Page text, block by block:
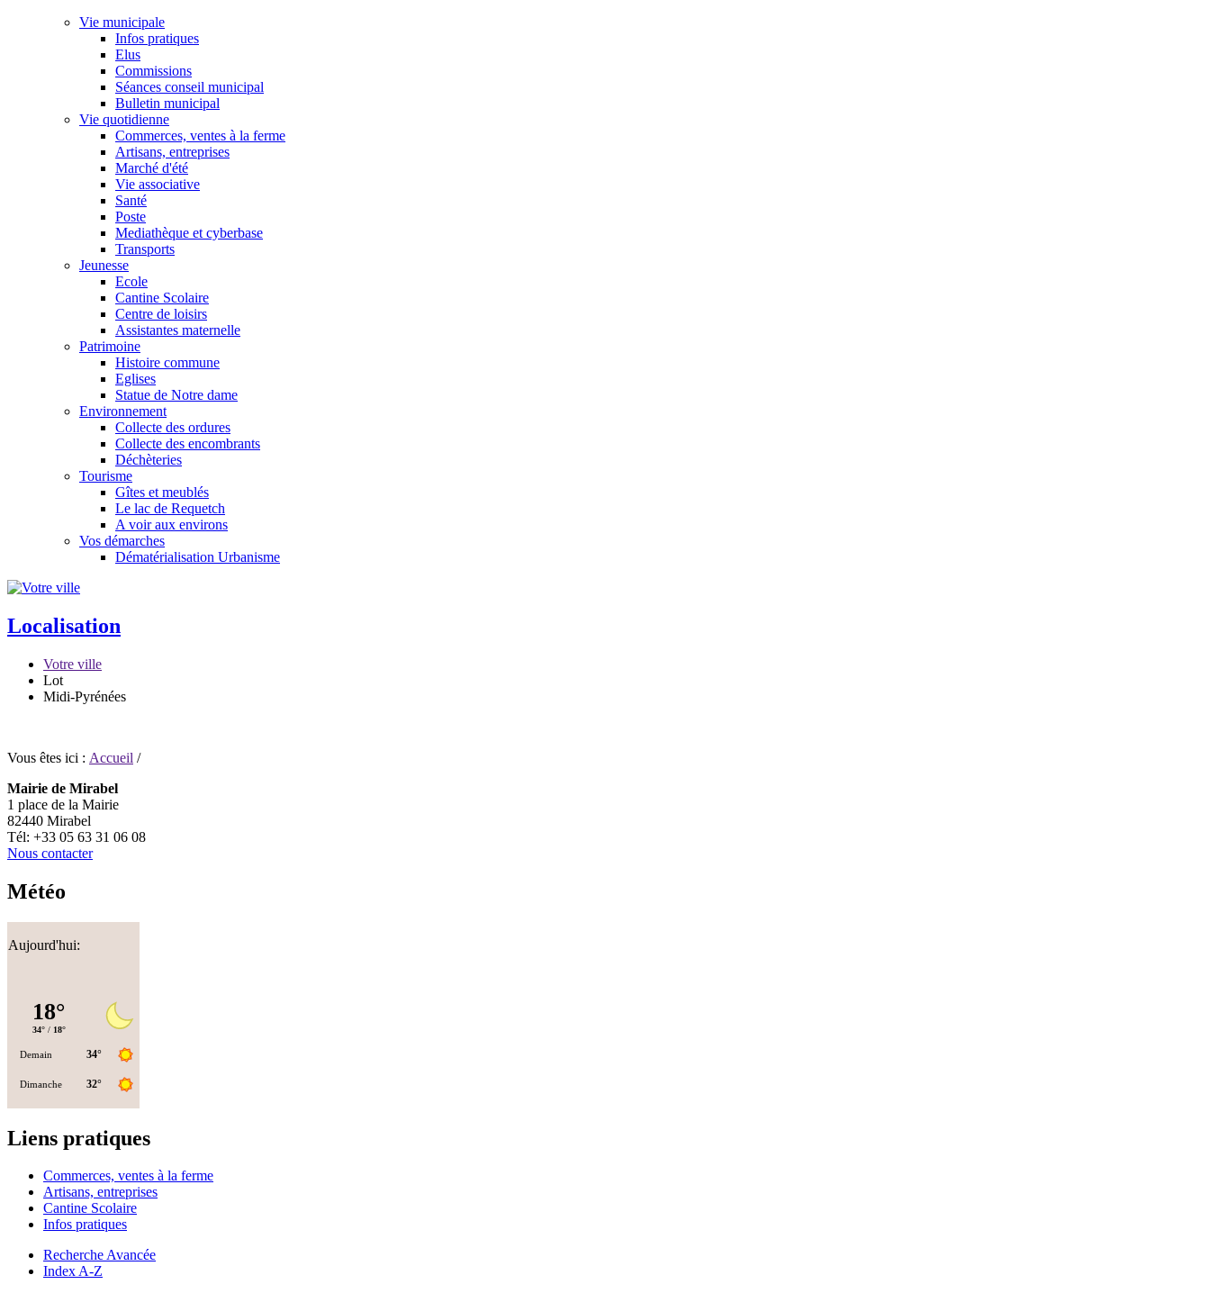
Vie municipale
Infos pratiques
Elus
Commissions
Séances conseil municipal
Bulletin municipal
Vie quotidienne
Commerces, ventes à la ferme
Artisans, entreprises
Marché d'été
Vie associative
Santé
Poste
Mediathèque et cyberbase
Transports
Jeunesse
Ecole
Cantine Scolaire
Centre de loisirs
Assistantes maternelle
Patrimoine
Histoire commune
Eglises
Statue de Notre dame
Environnement
Collecte des ordures
Collecte des encombrants
Déchèteries
Tourisme
Gîtes et meublés
Le lac de Requetch
A voir aux environs
Vos démarches
Dématérialisation Urbanisme
Localisation
Votre ville
Lot
Midi-Pyrénées
Vous êtes ici : Accueil /
Mairie de Mirabel
1 place de la Mairie
82440 Mirabel
Tél: +33 05 63 31 06 08
Nous contacter
Météo
Aujourd'hui:
Liens pratiques
Commerces, ventes à la ferme
Artisans, entreprises
Cantine Scolaire
Infos pratiques
Recherche Avancée
Index A-Z